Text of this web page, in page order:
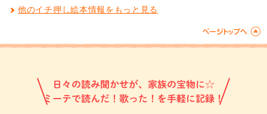
他のイチ押し絵本情報をもっと見る
日々の読み聞かせが、家族の宝物に☆
ミーテで読んだ！歌った！を手軽に記録！